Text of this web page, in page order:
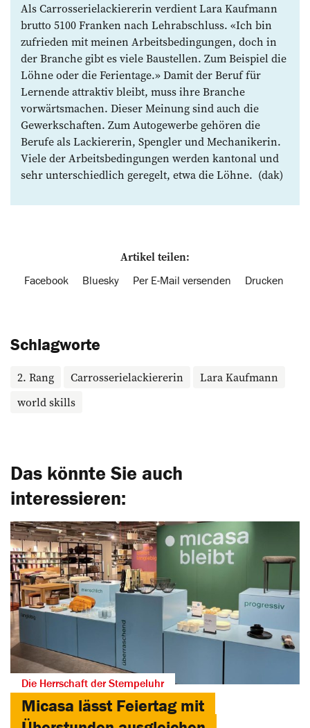
Als Carrosserielackiererin verdient Lara Kaufmann
brutto 5100 Franken nach Lehrabschluss. «Ich bin
zufrieden mit meinen Arbeitsbedingungen, doch in
der Branche gibt es viele Baustellen. Zum Beispiel die
Löhne oder die Ferientage.» Damit der Beruf für
Lernende attraktiv bleibt, muss ihre Branche
vorwärts­machen. Dieser Meinung sind auch die
Gewerkschaften. Zum Autogewerbe gehören die
Berufe als Lackiererin, Spengler und Mechanikerin.
Viele der Arbeitsbedingungen werden kantonal und
sehr unterschiedlich geregelt, etwa die Löhne. (dak)
Artikel teilen:
Facebook Bluesky Per E-Mail versenden Drucken
Schlagworte
2. Rang Carrosserielackiererin
Lara Kaufmann
world skills
Das könnte Sie auch
interessieren:
Die Herrschaft der Stempeluhr
Micasa lässt Feiertag mit